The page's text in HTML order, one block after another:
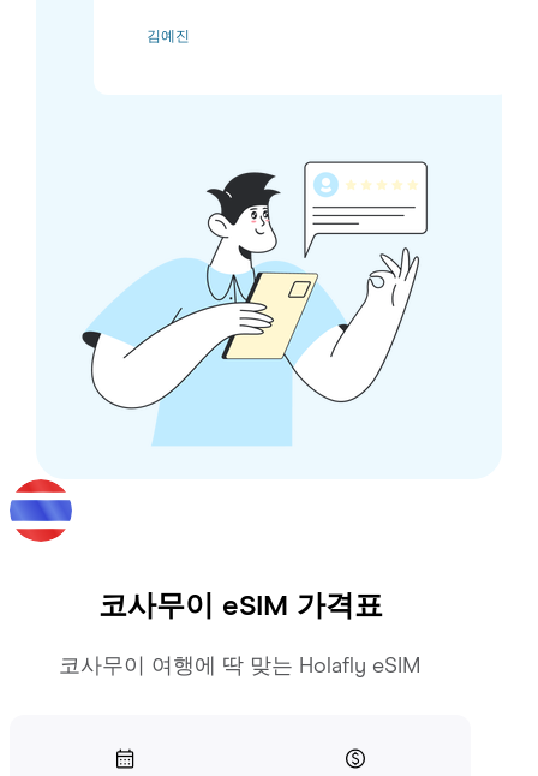
김예진
코사무이 eSIM 가격표
코사무이 여행에 딱 맞는 Holafly eSIM